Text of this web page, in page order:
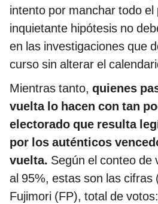
intento por manchar todo
inquietante hipótesis no
en las investigaciones que
curso sin alterar el
Mientras tanto, quienes
vuelta lo hacen con tan
electorado que resulta
por los auténticos
vuelta. Según el conteo de
al 95%, estas son las cifras
Fujimori (FP), total de